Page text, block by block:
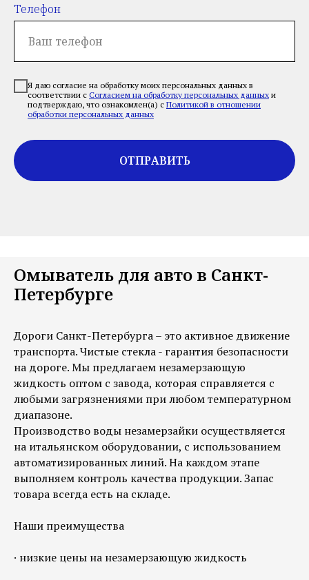
Телефон
Я даю согласие на обработку моих персональных данных в
соответствии с Согласием на обработку персональных данных и
подтверждаю, что ознакомлен(а) с Политикой в отношении
обработки персональных данных
ОТПРАВИТЬ
Омыватель для авто в Санкт-
Петербурге
Дороги Санкт-Петербурга – это активное движение
транспорта. Чистые стекла - гарантия безопасности
на дороге. Мы предлагаем незамерзающую
жидкость оптом с завода, которая справляется с
любыми загрязнениями при любом температурном
диапазоне.
Производство воды незамерзайки осуществляется
на итальянском оборудовании, с использованием
автоматизированных линий. На каждом этапе
выполняем контроль качества продукции. Запас
товара всегда есть на складе.
Наши преимущества
· низкие цены на незамерзающую жидкость